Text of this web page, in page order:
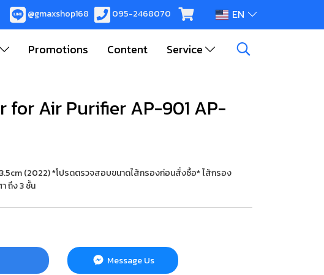
@gmaxshop168 095-2468070 EN
Promotions Content Service
for Air Purifier AP-901 AP-
(2022) *โปรดตรวจสอบขนาดไส้กรองก่อนสั่งซื้อ* ไส้กรอง
ถึง 3 ชั้น
Message Us